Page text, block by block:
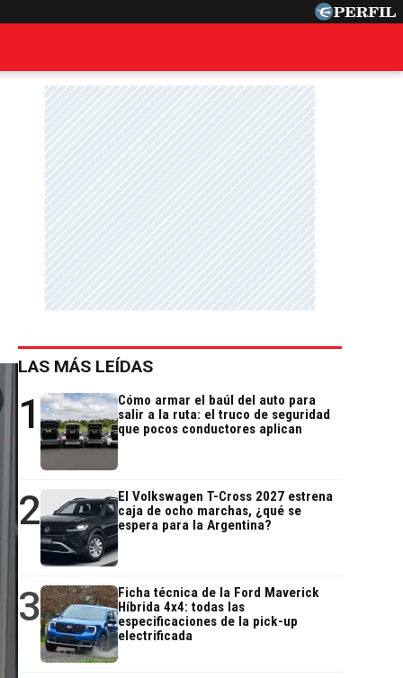
LAS MÁS LEÍDAS
1
Cómo armar el baúl del auto para
salir a la ruta: el truco de seguridad
que pocos conductores aplican
2
El Volkswagen T-Cross 2027 estrena
caja de ocho marchas, ¿qué se
espera para la Argentina?
3
Ficha técnica de la Ford Maverick
Híbrida 4x4: todas las
especificaciones de la pick-up
electrificada